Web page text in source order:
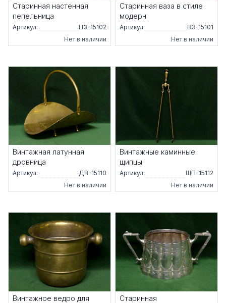
Старинная настенная
пепельница
Артикул:
ПЗ-15102
Нет в наличии
Старинная ваза в стиле
модерн
Артикул:
ВЗ-15101
Нет в наличии
Винтажная латунная
дровница
Артикул:
ДВ-15110
Нет в наличии
Винтажные каминные
щипцы
Артикул:
ЩП-15112
Нет в наличии
Винтажное ведро для
Старинная